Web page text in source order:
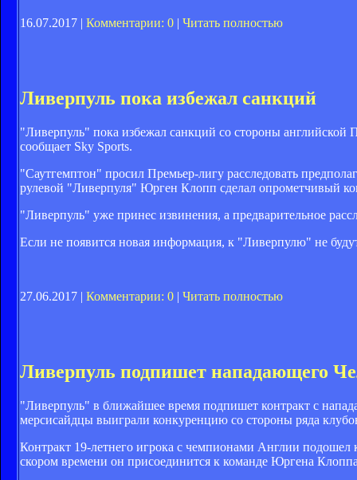
16.07.2017 | Комментарии: 0 | Читать полностью
Ливерпуль пока избежал санкций
"Ливерпуль" пока избежал санкций со стороны
сообщает Sky Sports.
"Саутгемптон" просил Премьер-лигу расследовать
рулевой "Ливерпуля" Юрген Клопп сделал опрометчивый
"Ливерпуль" уже принес извинения, а предварительное
Если не появится новая информация, к "Ливерпулю" не
27.06.2017 | Комментарии: 0 | Читать полностью
Ливерпуль подпишет нападающего
"Ливерпуль" в ближайшее время подпишет контракт с
мерсисайдцы выиграли конкуренцию со стороны ряда
Контракт 19-летнего игрока с чемпионами Англии подошел
скором времени он присоединится к команде Юргена